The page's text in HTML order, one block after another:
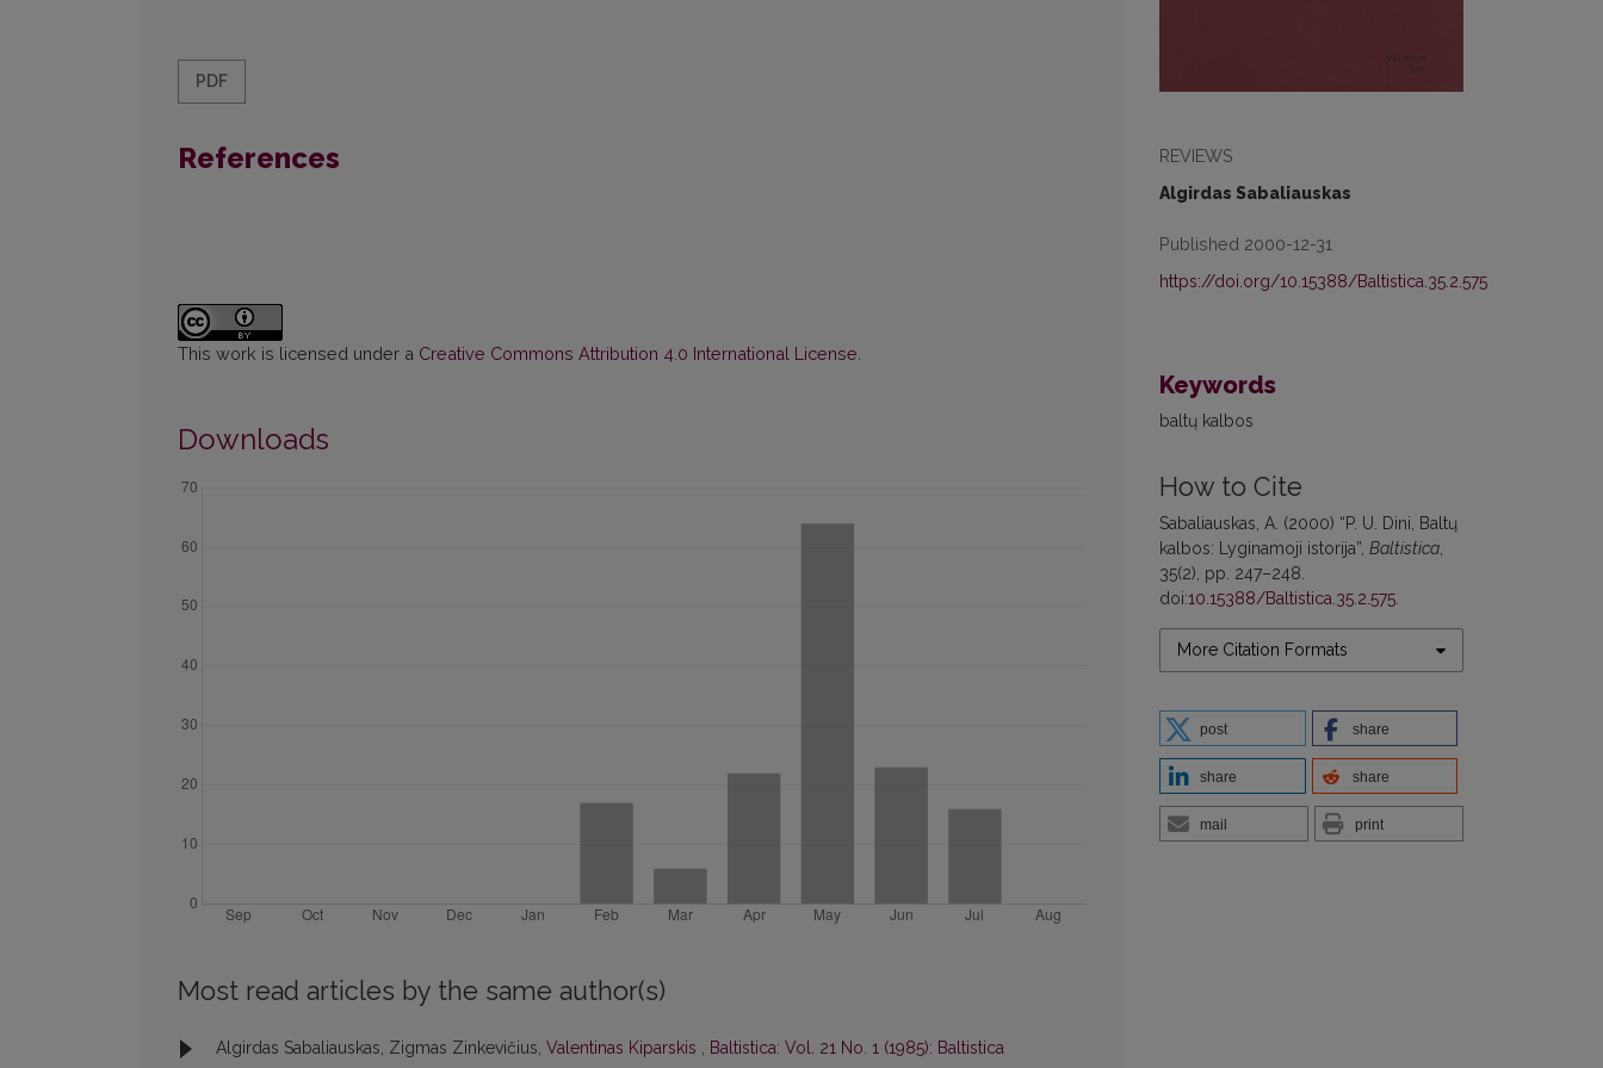
REVIEWS
Algirdas Sabaliauskas
Published 2000-12-31
https://doi.org/10.15388/Baltistica.35.2.575
Keywords
baltų kalbos
How to Cite
Sabaliauskas, A. (2000) “P. U. Dini, Baltų
kalbos: Lyginamoji istorija”, Baltistica,
35(2), pp. 247–248.
doi:10.15388/Baltistica.35.2.575.
More Citation Formats
post share
share share
mail print
PDF
References
This work is licensed under a Creative Commons Attribution 4.0 International License
Downloads
Most read articles by the same author(s)
Algirdas Sabaliauskas, Zigmas Zinkevičius, Valentinas Kiparskis , Baltistica: Vol. 21 No. 1 (1985): Baltistica